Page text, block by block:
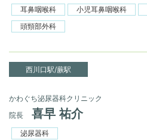
耳鼻咽喉科 小児耳鼻咽喉科
頭頸部外科
西川口駅/蕨駅
かわぐち泌尿器科クリニック
院長
喜早 祐介
泌尿器科